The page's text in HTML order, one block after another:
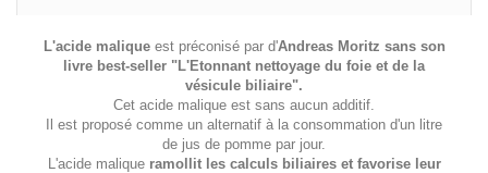
L'acide maliqueest préconisé par d'Andreas Moritz sans son
livre best-seller "L'Etonnant nettoyage du foie et de la
vésicule biliaire".
Cet acide malique est sans aucun additif.
Il est proposé comme un alternatif à la consommation d'un litre
de jus de pomme par jour.
L'acide malique ramollit les calculs biliaires et favorise leur